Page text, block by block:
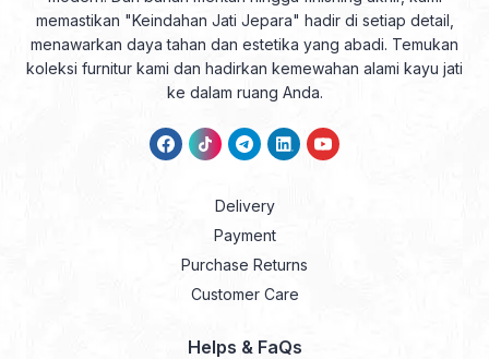
memastikan "Keindahan Jati Jepara" hadir di setiap detail,
menawarkan daya tahan dan estetika yang abadi. Temukan
koleksi furnitur kami dan hadirkan kemewahan alami kayu jati
ke dalam ruang Anda.
Delivery
Payment
Purchase Returns
Customer Care
Helps & FaQs